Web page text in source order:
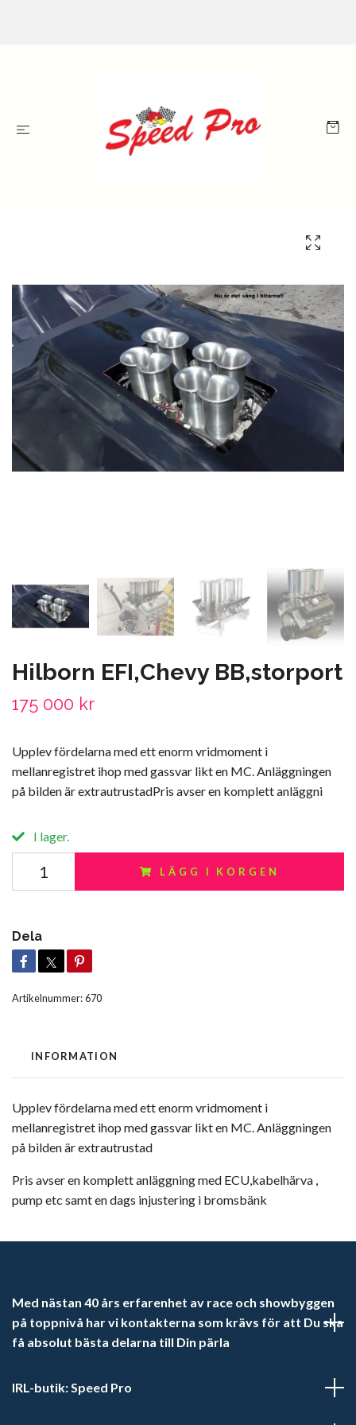
Hilborn EFI,Chevy BB,storport
175 000 kr
Upplev fördelarna med ett enorm vridmoment i
mellanregistret ihop med gassvar likt en MC. Anläggningen
på bilden är extrautrustadPris avser en komplett anläggni
I lager.
LÄGG I KORGEN
Dela
Artikelnummer:670
INFORMATION
Upplev fördelarna med ett enorm vridmoment i
mellanregistret ihop med gassvar likt en MC. Anläggningen
på bilden är extrautrustad
Pris avser en komplett anläggning med ECU,kabelhärva ,
pump etc samt en dags injustering i bromsbänk
Med nästan 40 års erfarenhet av race och showbyggen
på toppnivå har vi kontakterna som krävs för att Du ska
få absolut bästa delarna till Din pärla
IRL-butik: Speed Pro